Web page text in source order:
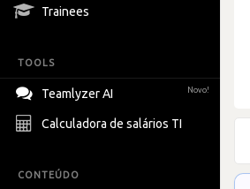
Trainees
TOOLS
Teamlyzer AI Novo!
Calculadora de salários TI
CONTEÚDO